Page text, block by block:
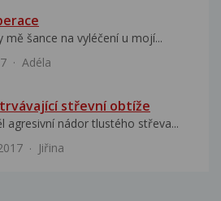
mě šance na vyléčení u mojí...
Adéla
střevní obtíže
agresivní nádor tlustého střeva...
Jiřina